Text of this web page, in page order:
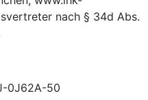
nach § 34d Abs.
0J62A-50